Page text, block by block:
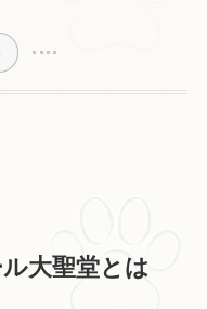
大聖堂とは